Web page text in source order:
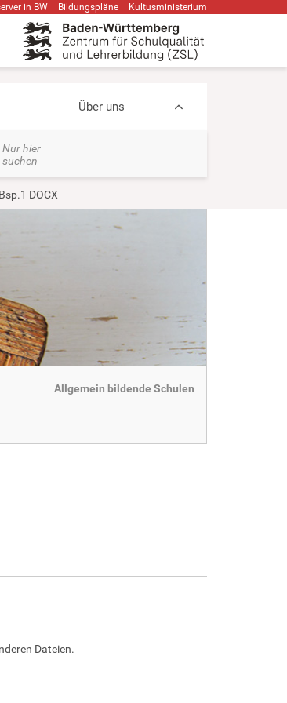
in BW Bildungspläne Kultusministerium
Über uns
Nur hier
suchen
DOCX
Allgemein bildende Schulen
Dateien.